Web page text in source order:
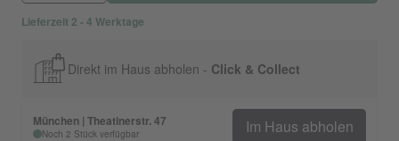
Lieferzeit 2 - 4 Werktage
Direkt im Haus abholen - Click & Collect
München | Theatinerstr. 47
Noch 2 Stück verfügbar Im Haus abholen